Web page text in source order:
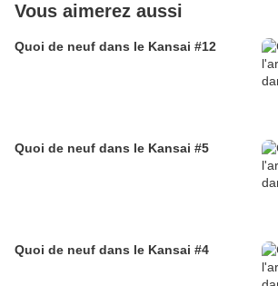
Vous aimerez aussi
Quoi de neuf dans le Kansai #12
Quoi de neuf dans le Kansai #5
Quoi de neuf dans le Kansai #4